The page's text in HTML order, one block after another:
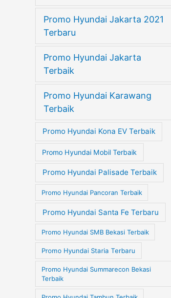
Promo Hyundai Jakarta 2021
Terbaru
Promo Hyundai Jakarta
Terbaik
Promo Hyundai Karawang
Terbaik
Promo Hyundai Kona EV Terbaik
Promo Hyundai Mobil Terbaik
Promo Hyundai Palisade Terbaik
Promo Hyundai Pancoran Terbaik
Promo Hyundai Santa Fe Terbaru
Promo Hyundai SMB Bekasi Terbaik
Promo Hyundai Staria Terbaru
Promo Hyundai Summarecon Bekasi
Terbaik